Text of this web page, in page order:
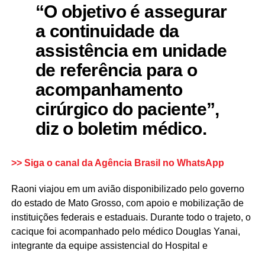
“O objetivo é assegurar
a continuidade da
assistência em unidade
de referência para o
acompanhamento
cirúrgico do paciente”,
diz o boletim médico.
>> Siga o canal da Agência Brasil no WhatsApp
Raoni viajou em um avião disponibilizado pelo governo
do estado de Mato Grosso, com apoio e mobilização de
instituições federais e estaduais. Durante todo o trajeto, o
cacique foi acompanhado pelo médico Douglas Yanai,
integrante da equipe assistencial do Hospital e